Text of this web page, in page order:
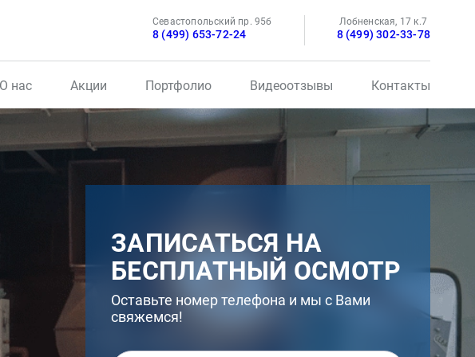
Севастопольский пр. 95б
8 (499) 653-72-24
Лобненская, 17 к.7
8 (499) 302-33-78
О нас Акции Портфолио Видеоотзывы Контакты
ЗАПИСАТЬСЯ НА
БЕСПЛАТНЫЙ ОСМОТР
Оставьте номер телефона и мы с Вами
свяжемся!